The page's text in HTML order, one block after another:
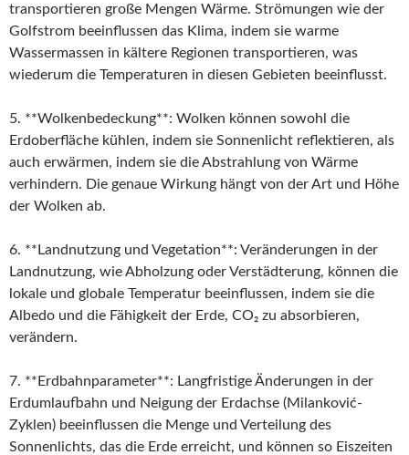
transportieren große Mengen Wärme. Strömungen wie der
Golfstrom beeinflussen das Klima, indem sie warme
Wassermassen in kältere Regionen transportieren, was
wiederum die Temperaturen in diesen Gebieten beeinflusst.
5. **Wolkenbedeckung**: Wolken können sowohl die
Erdoberfläche kühlen, indem sie Sonnenlicht reflektieren, als
auch erwärmen, indem sie die Abstrahlung von Wärme
verhindern. Die genaue Wirkung hängt von der Art und Höhe
der Wolken ab.
6. **Landnutzung und Vegetation**: Veränderungen in der
Landnutzung, wie Abholzung oder Verstädterung, können die
lokale und globale Temperatur beeinflussen, indem sie die
Albedo und die Fähigkeit der Erde, CO₂ zu absorbieren,
verändern.
7. **Erdbahnparameter**: Langfristige Änderungen in der
Erdumlaufbahn und Neigung der Erdachse (Milanković-
Zyklen) beeinflussen die Menge und Verteilung des
Sonnenlichts, das die Erde erreicht, und können so Eiszeiten